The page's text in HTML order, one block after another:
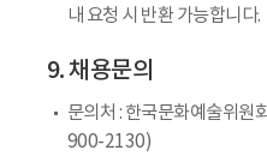
내 요청 시 반환 가능합니다.
9. 채용문의
문의처 : 한국문화예술위원
900-2130)